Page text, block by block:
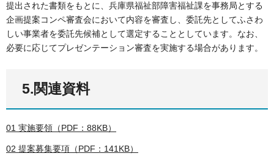
提出された書類をもとに、兵庫県福祉部障害福祉課を事務局とする
企画提案コンペ審査会において内容を審査し、委託先としてふさわ
しい事業者を委託先候補として選定することとしています。なお、
必要に応じてプレゼンテーション審査を実施する場合があります。
5.関連資料
01 実施要領（PDF：88KB）
02 提案募集要項（PDF：141KB）